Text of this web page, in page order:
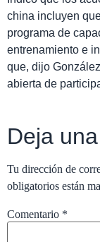
china incluyen
programa de
entrenamiento e
que, dijo
abierta de
Deja
Tu dirección de
obligatorios están
Comentario *